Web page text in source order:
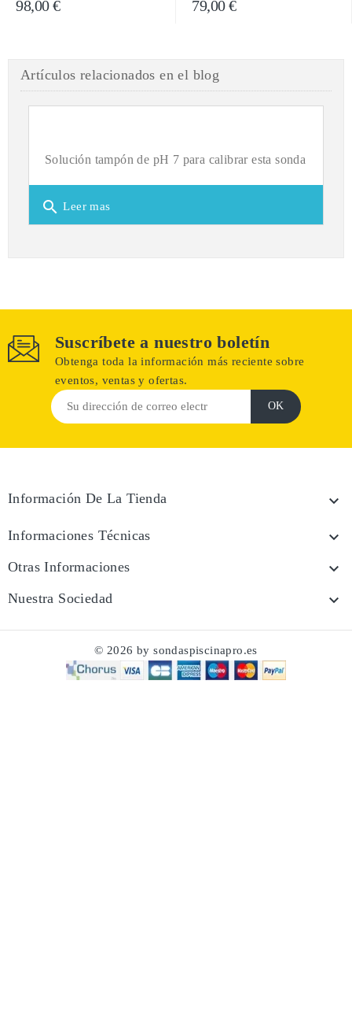
98,00 € 79,00 €
Artículos relacionados en el blog
Solución tampón de pH 7 para calibrar esta sonda
search Leer mas
Suscríbete a nuestro boletín
Obtenga toda la información más reciente sobre
eventos, ventas y ofertas.
Información De La Tienda 
Informaciones Técnicas 
Otras Informaciones 
Nuestra Sociedad 
© 2026 by sondaspiscinapro.es